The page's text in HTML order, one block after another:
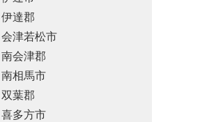
伊達郡
会津若松市
南会津郡
南相馬市
双葉郡
喜多方市